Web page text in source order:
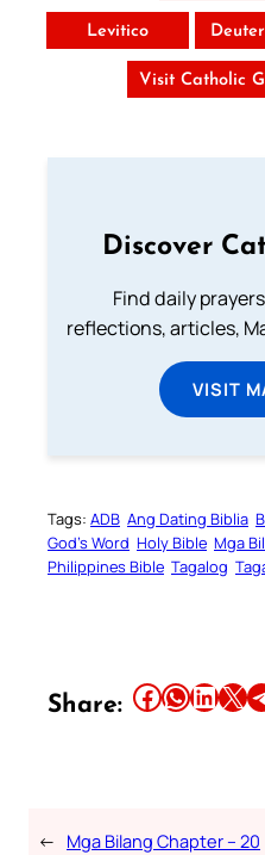
Levitico
Visit Catholic
Discover
Find daily
reflections, articles,
VISIT
Tags: ADB Ang Dating Biblia
God’s Word Holy Bible Mga
Philippines Bible Tagalog
Share: Share this article on Facebook Share this article on WhatsApp Share this article on LinkedIn Share this article on X Share this
← Mga Bilang Chapter – 20